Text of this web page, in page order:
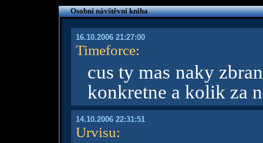
Osobní návštěvní kniha
16.10.2006 21:27:00
Timeforce:
cus ty mas naky
konkretne a kolik za
14.10.2006 22:31:51
Urvisu: